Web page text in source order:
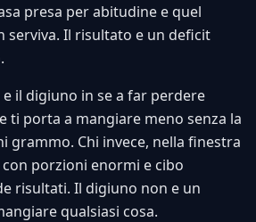
presa per abitudine e quel
serviva. Il risultato e un deficit
il digiuno in se a far perdere
ti porta a mangiare meno senza la
grammo. Chi invece, nella finestra
porzioni enormi e cibo
risultati. Il digiuno non e un
qualsiasi cosa.